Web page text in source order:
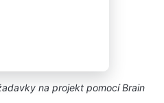
na projekt pomocí Brain